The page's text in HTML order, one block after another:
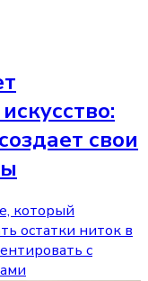
свои
который
остатки ниток в
с